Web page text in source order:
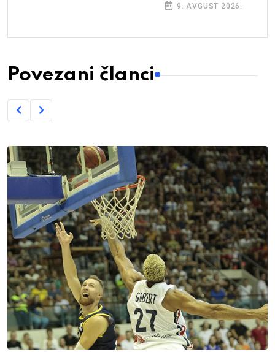
9. AVGUST 2026.
Povezani članci